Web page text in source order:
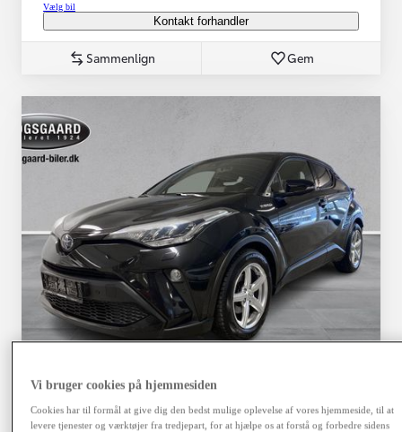
Vælg bil
Kontakt forhandler
Sammenlign Gem
Toyota C-HR
Toyota C-HR 1B SUV 5-dørs 1.8 hybrid (122 hk) aut. gear C-LUB -
Vi bruger cookies på hjemmesiden
Cookies har til formål at give dig den bedst mulige oplevelse af vores hjemmeside, til at
levere tjenester og værktøjer fra tredjepart, for at hjælpe os at forstå og forbedre sidens